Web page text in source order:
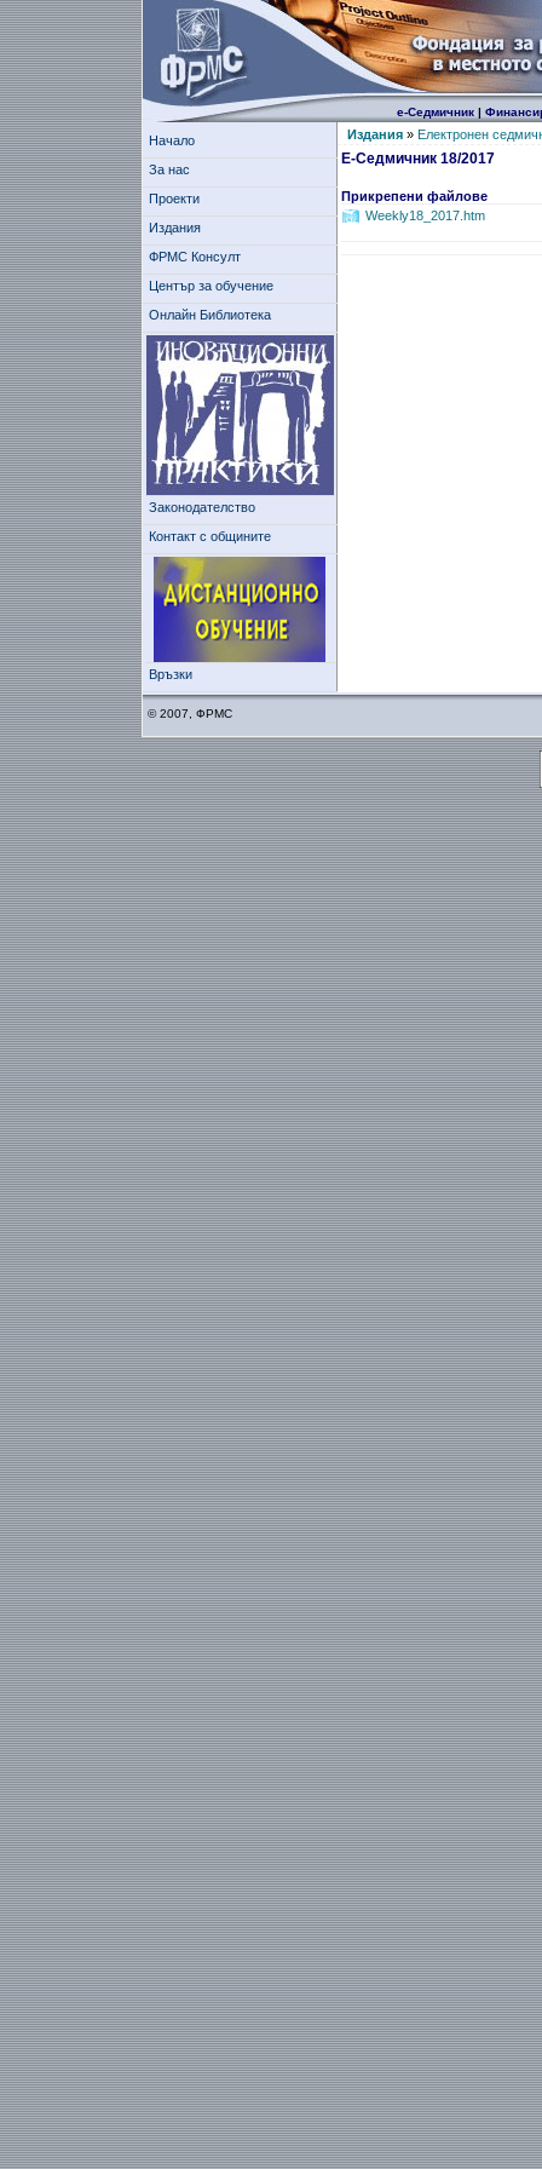
е-Седмичник|
Начало
За нас
Проекти
Издания
ФРМС Консулт
Център за обучение
Онлайн Библиотека
Законодателство
Контакт с общините
Връзки
Издания» Електронен
Е-Седмичник 18/2017
Прикрепени файлове
Weekly18_2017.htm
© 2007, ФРМС